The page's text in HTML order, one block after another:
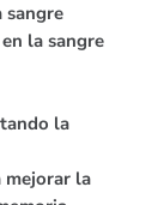
sangre
la sangre
la
mejorar la